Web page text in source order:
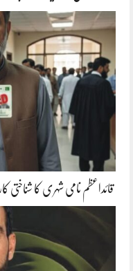
قائداعظم نامی شہری کا شناختی